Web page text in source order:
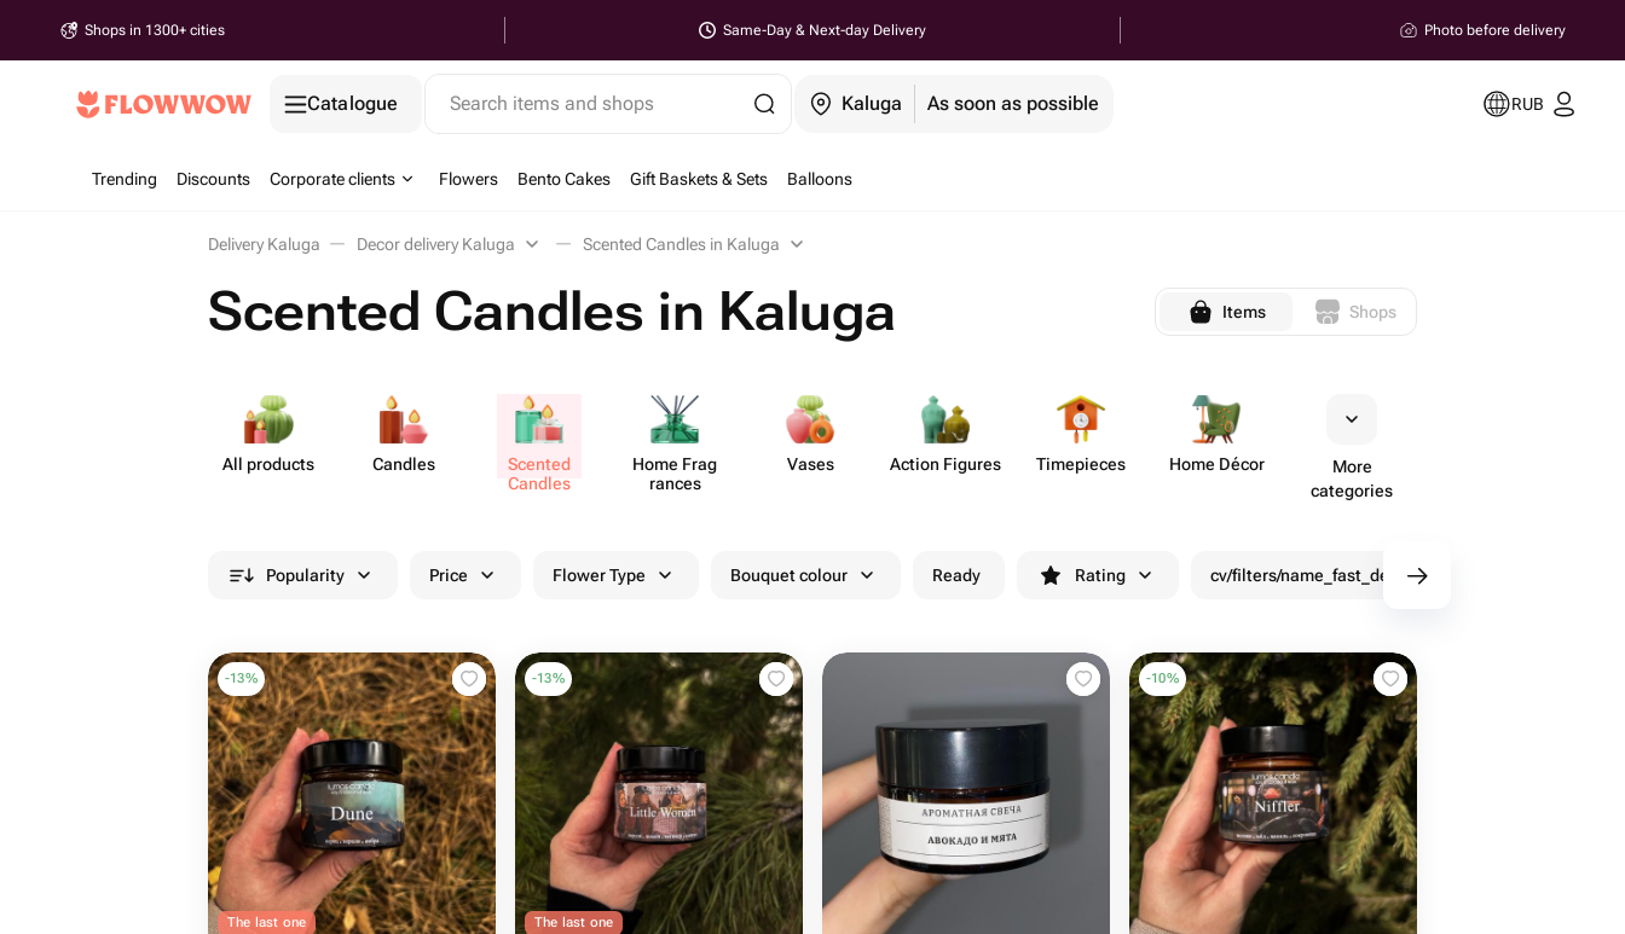
Shops in 1300+ cities Same-Day & Next-day Delivery Photo before delivery
Catalogue Search items and shops Kaluga As soon as possible RUB
Trending Discounts Corporate clients Flowers Bento Cakes Gift Baskets & Sets Balloons
Delivery Kaluga Decor delivery Kaluga Scented Candles in Kaluga
Scented Candles in Kaluga Items Shops
All products Candles
Scented
Candles
Home Frag​
rances
Vases Action Figures Time​pieces Home Décor
More
categories
Popularity Price Flower Type Bouquet colour Ready Rating cv/filters/name_fast_delivery
-13%
The last one
-13%
The last one
-10%